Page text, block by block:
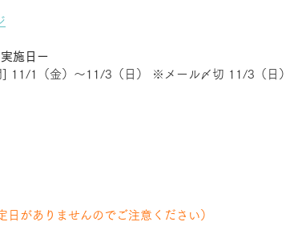
施日ー
11/1（金）〜11/3（日） ※メール〆切 11/3（日）
がありませんのでご注意ください）